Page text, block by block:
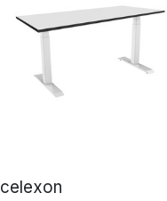
celexon